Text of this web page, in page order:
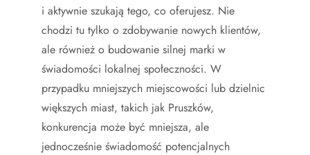
i aktywnie szukają tego, co oferujesz. Nie
chodzi tu tylko o zdobywanie nowych klientów,
ale również o budowanie silnej marki w
świadomości lokalnej społeczności. W
przypadku mniejszych miejscowości lub dzielnic
większych miast, takich jak Pruszków,
konkurencja może być mniejsza, ale
jednocześnie świadomość potencjalnych